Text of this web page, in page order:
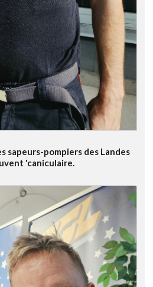
sapeurs-pompiers des Landes
'caniculaire.